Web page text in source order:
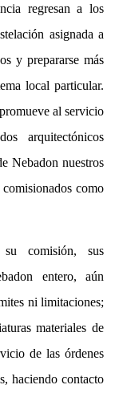
regresan a los
asignada a
y prepararse más
local particular.
al servicio
arquitectónicos
Nebadon nuestros
como
comisión, sus
entero, aún
ni limitaciones;
materiales de
de las órdenes
haciendo contacto